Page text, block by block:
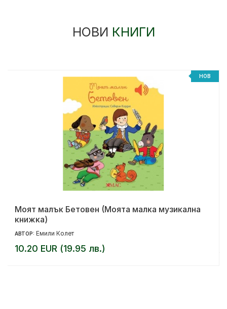
НОВИ КНИГИ
НОВ
Моят малък Бетовен (Моята малка музикална
книжка)
АВТОР: Емили Колет
10.20 EUR (19.95 лв.)